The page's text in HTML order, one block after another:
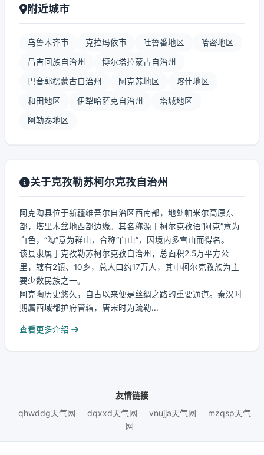
附近城市
乌鲁木齐市 克拉玛依市 吐鲁番地区 哈密地区
昌吉回族自治州 博尔塔拉蒙古自治州
巴音郭楞蒙古自治州 阿克苏地区 喀什地区
和田地区 伊犁哈萨克自治州 塔城地区
阿勒泰地区
关于克孜勒苏柯尔克孜自治州
阿克陶县位于新疆维吾尔自治区西南部，地处帕米尔高原东
部，塔里木盆地西部边缘。其名称源于柯尔克孜语“阿克”意为
白色，“陶”意为群山，合称“白山”，因境内多雪山而得名。
该县隶属于克孜勒苏柯尔克孜自治州，总面积2.5万平方公
里，辖有2镇、10乡，总人口约17万人，其中柯尔克孜族为主
要少数民族之一。
阿克陶历史悠久，自古以来便是丝绸之路的重要通道。秦汉时
期属西域都护府管辖，唐宋时为疏勒...
查看更多介绍
友情链接
qhwddg天气网
dqxxd天气网 vnujja天气网
mzqsp天气
网